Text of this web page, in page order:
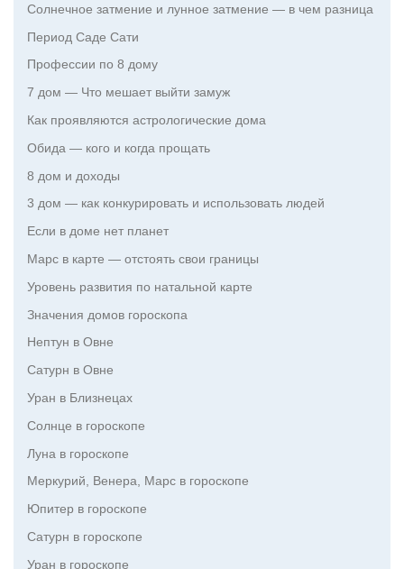
Солнечное затмение и лунное затмение — в чем разница
Период Саде Сати
Профессии по 8 дому
7 дом — Что мешает выйти замуж
Как проявляются астрологические дома
Обида — кого и когда прощать
8 дом и доходы
3 дом — как конкурировать и использовать людей
Если в доме нет планет
Марс в карте — отстоять свои границы
Уровень развития по натальной карте
Значения домов гороскопа
Нептун в Овне
Сатурн в Овне
Уран в Близнецах
Солнце в гороскопе
Луна в гороскопе
Меркурий, Венера, Марс в гороскопе
Юпитер в гороскопе
Сатурн в гороскопе
Уран в гороскопе